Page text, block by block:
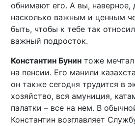
обнимают его. А вы, наверное,
насколько важным и ценным
быть, чтобы к тебе так
важный подросток.
Константин Бунин тоже
на пенсии. Его манили
он также сегодня трудится в
хозяйство, вся амуниция,
палатки – все на нем. В
Константин возглавляет